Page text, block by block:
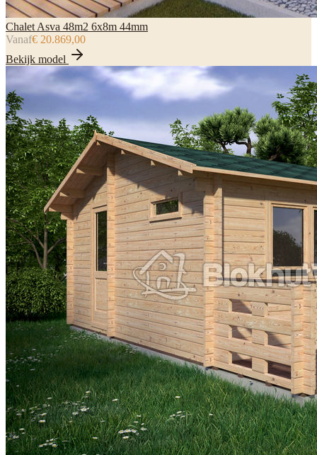
Chalet Asva 48m2 6x8m 44mm
Vanaf€ 20.869,00
Bekijk model